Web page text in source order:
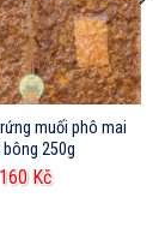
muối phô mai
250g
160 Kč